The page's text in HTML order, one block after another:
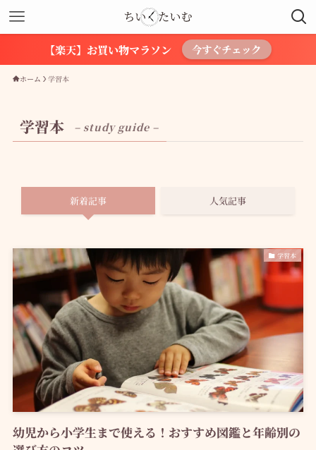
【楽天】お買い物マラソン 今すぐチェック
ホーム 学習本
学習本 – study guide –
新着記事 人気記事
学習本
幼児から小学生まで使える！おすすめ図鑑と年齢別の